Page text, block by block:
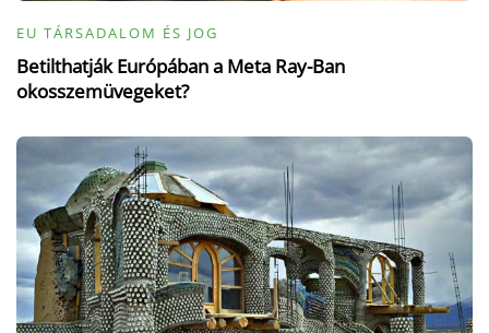
EU TÁRSADALOM ÉS JOG
Betilthatják Európában a Meta Ray-Ban
okosszemüvegeket?